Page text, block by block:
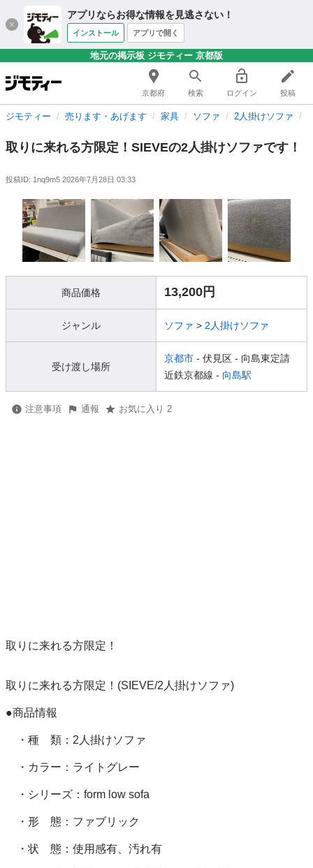
アプリならお得な情報を見逃さない！
インストール アプリで開く
地元の掲示板 ジモティー 京都版
京都府 検索 ログイン 投稿
ジモティー 売ります・あげます 家具 ソファ 2人掛けソファ
取りに来れる方限定！SIEVEの2人掛けソファです！
投稿ID: 1nq9m5 2026年7月28日 03:33
商品価格 13,200円
ジャンル ソファ > 2人掛けソファ
受け渡し場所
京都市 - 伏見区 - 向島東定請
近鉄京都線 - 向島駅
注意事項 通報 お気に入り 2
取りに来れる方限定！
取りに来れる方限定！(SIEVE/2人掛けソファ)
●商品情報
・種　類：2人掛けソファ
・カラー：ライトグレー
・シリーズ：form low sofa
・形　態：ファブリック
・状　態：使用感有、汚れ有